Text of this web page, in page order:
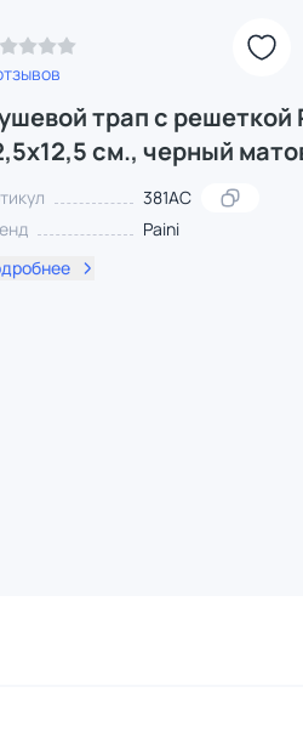
трап с решеткой
см., черный
381AC
Paini